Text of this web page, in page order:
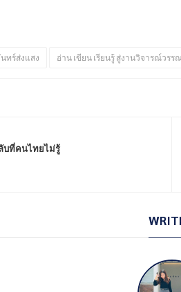
ทร์ส่งแสง อ่าน เขียน เรียนรู้ สู่งานวิจารณ์วรร
บที่คนไทยไม่รู้